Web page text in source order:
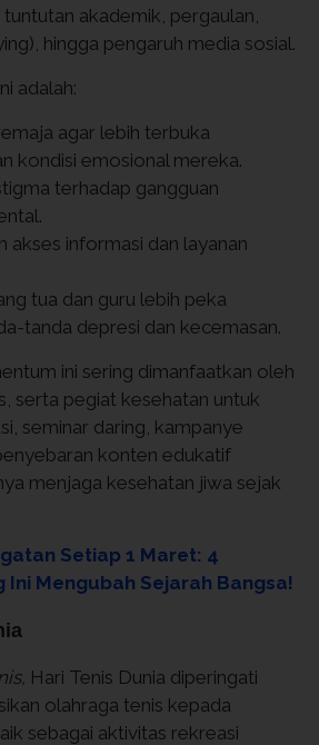
akademik, pergaulan,
hingga pengaruh media sosial.
adalah:
agar lebih terbuka
kondisi emosional mereka.
terhadap gangguan
akses informasi dan layanan
tua dan guru lebih peka
tanda depresi dan kecemasan.
ini sering dimanfaatkan oleh
serta pegiat kesehatan untuk
seminar daring, kampanye
konten edukatif
menjaga kesehatan jiwa sejak
Setiap 1 Maret: 4
Ini Mengubah Sejarah Bangsa!
Hari Tenis Dunia diperingati
olahraga tenis kepada
sebagai aktivitas rekreasi